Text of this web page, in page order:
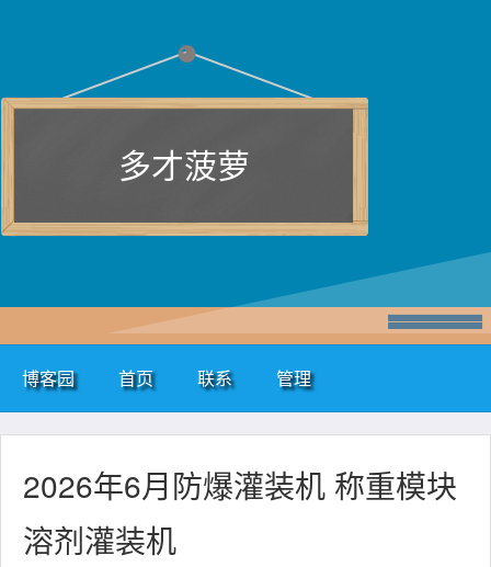
多才菠萝
博客园 首页 联系 管理
2026年6月防爆灌装机 称重模块
溶剂灌装机